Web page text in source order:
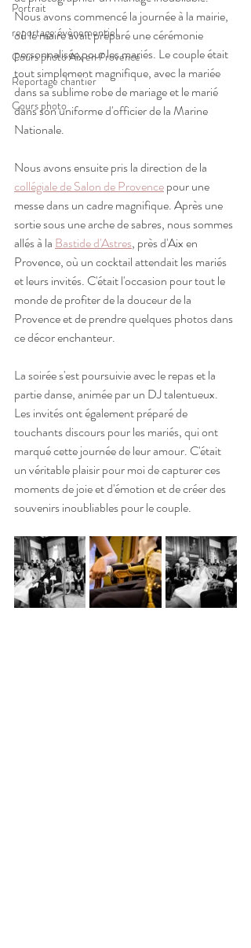
Portrait
reportage évènementiel
Cours photo Aix en Provence
Reportage chantier
Cours photo
Nous avons commencé la journée à la mairie,
où le maire avait préparé une cérémonie
personnalisée pour les mariés. Le couple était
tout simplement magnifique, avec la mariée
dans sa sublime robe de mariage et le marié
dans son uniforme d'officier de la Marine
Nationale.
Nous avons ensuite pris la direction de la
collégiale de Salon de Provence pour une
messe dans un cadre magnifique. Après une
sortie sous une arche de sabres, nous sommes
allés à la Bastide d'Astres, près d'Aix en
Provence, où un cocktail attendait les mariés
et leurs invités. C'était l'occasion pour tout le
monde de profiter de la douceur de la
Provence et de prendre quelques photos dans
ce décor enchanteur.
La soirée s'est poursuivie avec le repas et la
partie danse, animée par un DJ talentueux.
Les invités ont également préparé de
touchants discours pour les mariés, qui ont
marqué cette journée de leur amour. C'était
un véritable plaisir pour moi de capturer ces
moments de joie et d'émotion et de créer des
souvenirs inoubliables pour le couple.